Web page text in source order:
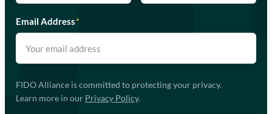
Email Address*
FIDO Alliance is committed to protecting your privacy.
Learn more in our Privacy Policy.